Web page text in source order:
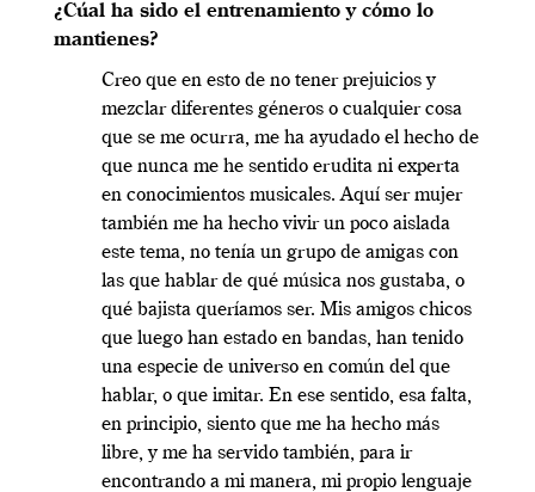
¿Cúal ha sido el entrenamiento y cómo lo
mantienes?
Creo que en esto de no tener prejuicios y
mezclar diferentes géneros o cualquier cosa
que se me ocurra, me ha ayudado el hecho de
que nunca me he sentido erudita ni experta
en conocimientos musicales. Aquí ser mujer
también me ha hecho vivir un poco aislada
este tema, no tenía un grupo de amigas con
las que hablar de qué música nos gustaba, o
qué bajista queríamos ser. Mis amigos chicos
que luego han estado en bandas, han tenido
una especie de universo en común del que
hablar, o que imitar. En ese sentido, esa falta,
en principio, siento que me ha hecho más
libre, y me ha servido también, para ir
encontrando a mi manera, mi propio lenguaje